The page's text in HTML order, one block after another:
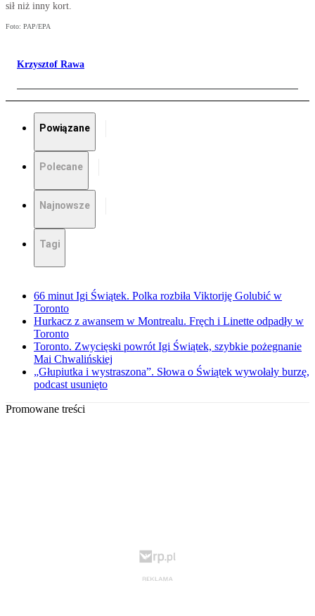
sił niż inny kort.
Foto: PAP/EPA
Krzysztof Rawa
Powiązane
Polecane
Najnowsze
Tagi
66 minut Igi Świątek. Polka rozbiła Viktoriję Golubić w
Toronto
Hurkacz z awansem w Montrealu. Fręch i Linette odpadły w
Toronto
Toronto. Zwycięski powrót Igi Świątek, szybkie pożegnanie
Mai Chwalińskiej
„Głupiutka i wystraszona”. Słowa o Świątek wywołały burzę,
podcast usunięto
Promowane treści